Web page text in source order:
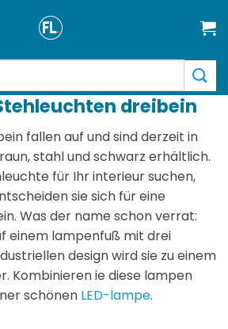
dreibein
fallen auf und sind derzeit in
stahl und schwarz erhältlich.
für Ihr interieur suchen,
sie sich für eine
Was der name schon verrat:
einem lampenfuß mit drei
design wird sie zu einem
Kombinieren ie diese lampen
schönen LED-lampe.